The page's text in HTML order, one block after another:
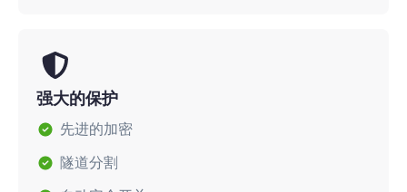
强大的保护
先进的加密
隧道分割